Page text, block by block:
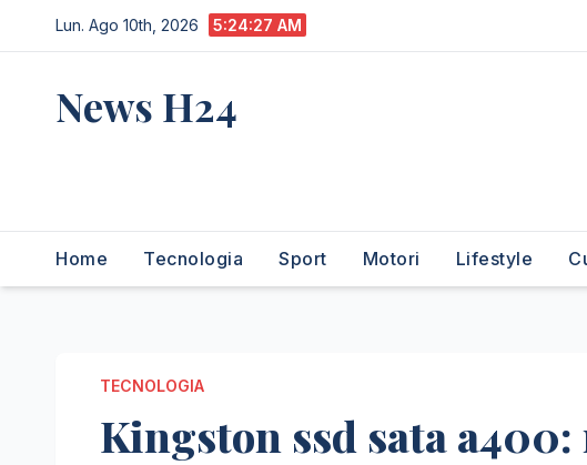
al
Lun. Ago 10th, 2026 5:24:28 AM
News H24
Home Tecnologia Sport Motori Lifestyle
TECNOLOGIA
Kingston ssd sata